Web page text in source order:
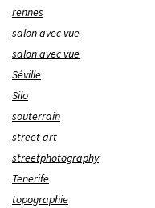
rennes
salon avec vue
salon avec vue
Séville
Silo
souterrain
street art
streetphotography
Tenerife
topographie